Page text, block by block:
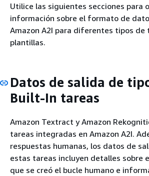
Utilice las siguientes secciones para
información sobre el formato de
Amazon A2I para diferentes tipos de
plantillas.
Datos de salida de
Built-In tareas
Amazon Textract y Amazon
tareas integradas en Amazon A2I.
respuestas humanas, los datos de
estas tareas incluyen detalles sobre
que se creó el bucle humano e